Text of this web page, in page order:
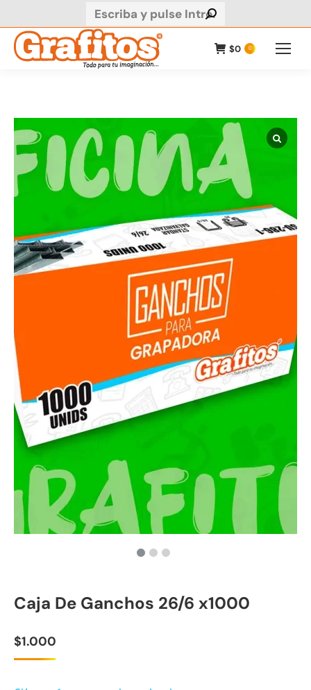
Buscar:
$0 0
Caja De Ganchos 26/6 x1000
$1.000